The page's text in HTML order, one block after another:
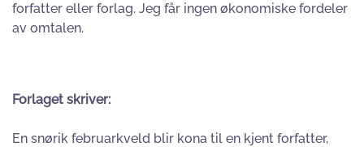
forfatter eller forlag. Jeg får ingen økonomiske fordeler
av omtalen.
Forlaget skriver:
En snørik februarkveld blir kona til en kjent forfatter,